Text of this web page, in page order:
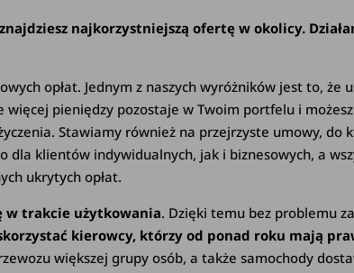
najkorzystniejszą ofertę w okolicy.
opłat. Jednym z naszych wyróżników jest to, że
więcej pieniędzy pozostaje w Twoim portfelu i
Stawiamy również na przejrzyste umowy, do
klientów indywidualnych, jak i biznesowych, a
ukrytych opłat.
w trakcie użytkowania. Dzięki temu bez problemu
kierowcy, którzy od ponad roku mają
większej grupy osób, a także samochody